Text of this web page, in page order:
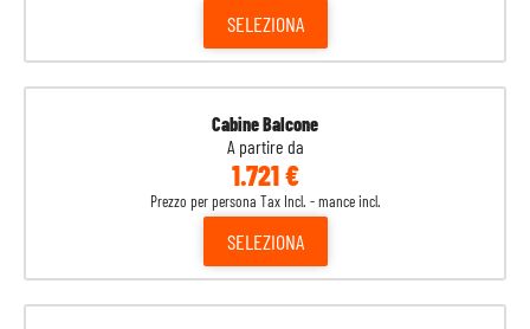
SELEZIONA
Cabine Balcone
A partire da
1.721 €
Prezzo per persona Tax Incl. - mance incl.
SELEZIONA